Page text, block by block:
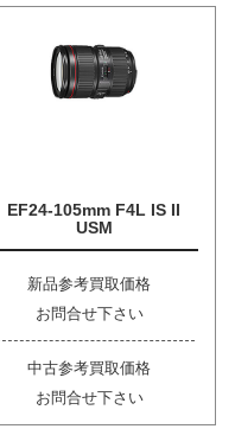
EF24-105mm F4L IS II
USM
新品参考買取価格
お問合せ下さい
中古参考買取価格
お問合せ下さい